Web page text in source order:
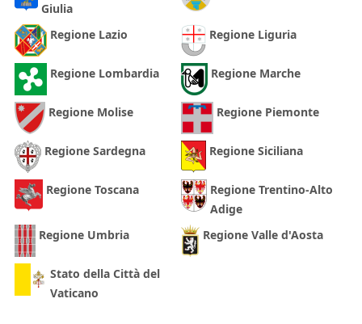
Giulia
Regione Lazio Regione Liguria
Regione Lombardia Regione Marche
Regione Molise Regione Piemonte
Regione Sardegna Regione Siciliana
Regione Toscana
Regione Trentino-Alto
Adige
Regione Umbria
Regione Valle d'Aosta
Stato della Città del
Vaticano